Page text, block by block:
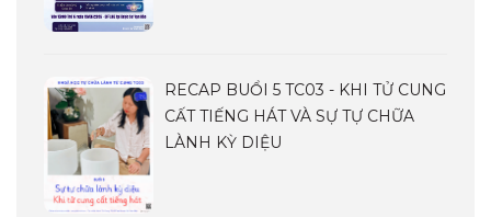
RECAP BUỔI 5 TC03 - KHI TỬ CUNG
CẤT TIẾNG HÁT VÀ SỰ TỰ CHỮA
LÀNH KỲ DIỆU